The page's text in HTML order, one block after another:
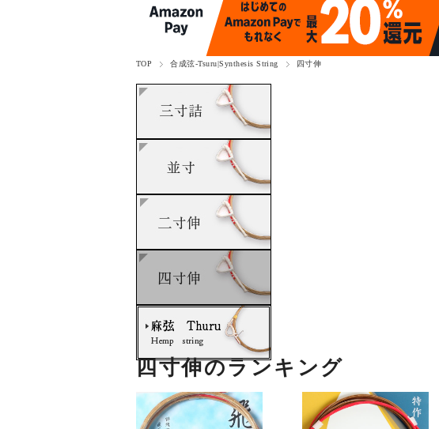
TOP 合成弦-Tsuru|Synthesis String 四寸伸
四寸伸のランキング